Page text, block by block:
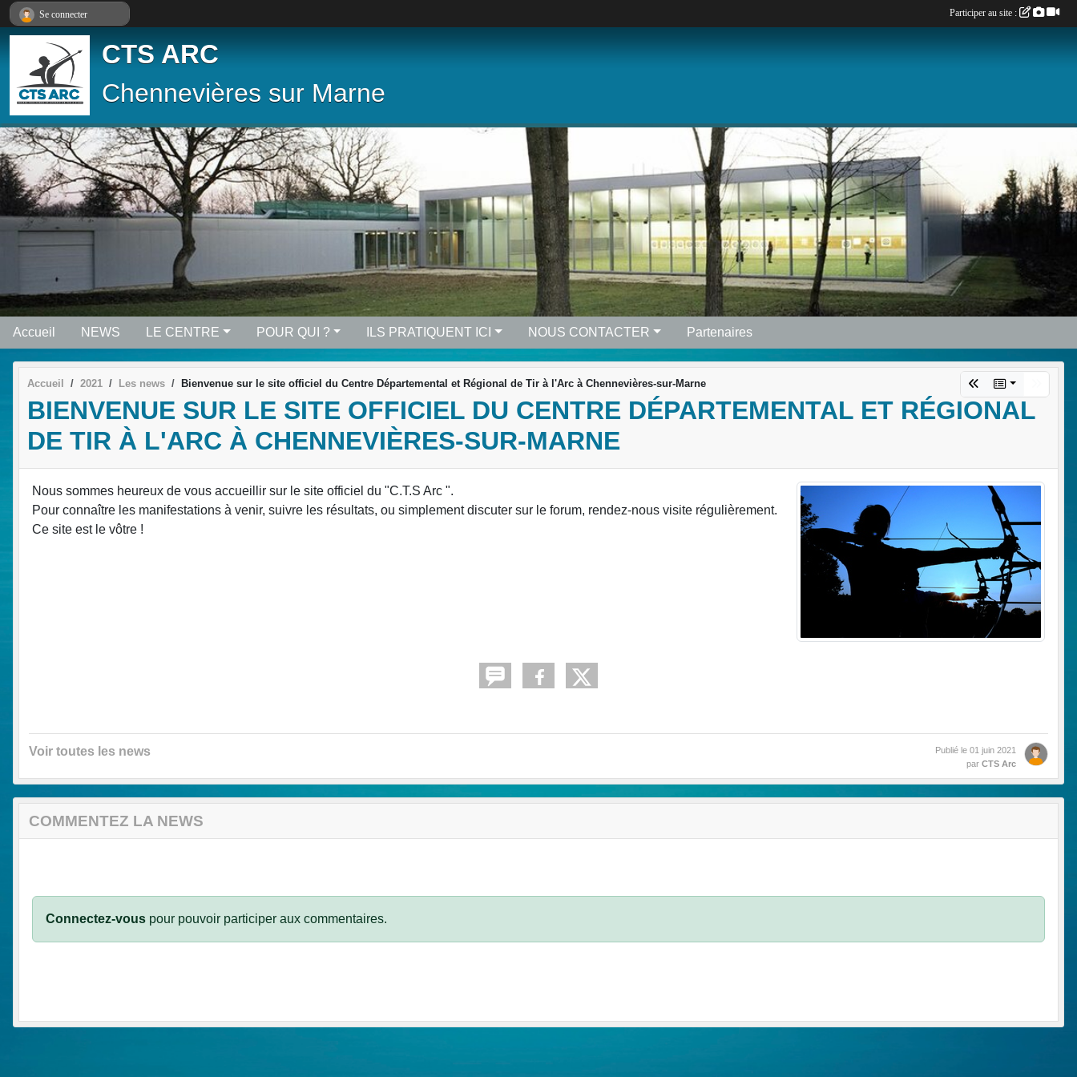
CTS ARC
Chennevières sur Marne
Accueil NEWS LE CENTRE POUR QUI ? ILS PRATIQUENT ICI NOUS CONTACTER Partenaires
Accueil 2021 Les news Bienvenue sur le site officiel du Centre Départemental et Régional de Tir à l'Arc à Chennevières-sur-Marne
BIENVENUE SUR LE SITE OFFICIEL DU CENTRE DÉPARTEMENTAL ET RÉGIONAL
DE TIR À L'ARC À CHENNEVIÈRES-SUR-MARNE
Nous sommes heureux de vous accueillir sur le site officiel du "C.T.S Arc ".
Pour connaître les manifestations à venir, suivre les résultats, ou simplement discuter sur le forum, rendez-nous visite régulièrement.
Ce site est le vôtre !
Voir toutes les news Publié le 01 juin 2021
par CTS Arc
COMMENTEZ LA NEWS
Connectez-vous pour pouvoir participer aux commentaires.
Se connecter Participer au site :
Panneau de gestion des cookies